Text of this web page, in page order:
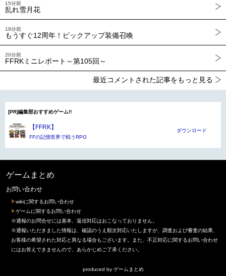
15分前
乱れ雪月花
19分前
もうすぐ12周年！ピックアップ装備召喚
20分前
FFRKミニレポート～第105回～
最近コメントされた記事をもっと見る
[PR]編集部おすすめゲーム!!
【FFRK】
FFの記憶世界で戦うRPG
ダウンロード
ゲームまとめ
お問い合わせ
wikiに関するお問い合わせ
ゲームに関するお問い合わせ
※通報のお問合せには基本、返信対応はおこなっておりません。
※通報いただきました情報は、確認のうえ順次対応いたしますが、調査および審査の結果、
お客様の希望された対応と異なる場合もございます。また、不正対応に関するお問い合わせ
にはお答えできませんので、あらかじめご了承ください。
produced by ゲームまとめ